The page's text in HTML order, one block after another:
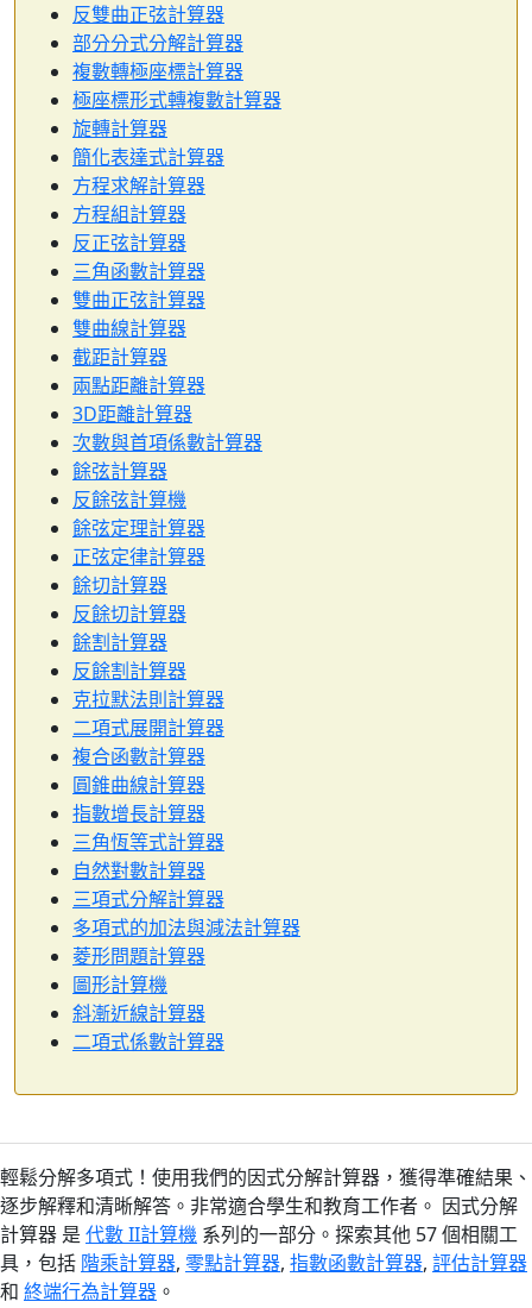
反雙曲正弦計算器
部分分式分解計算器
複數轉極座標計算器
極座標形式轉複數計算器
旋轉計算器
簡化表達式計算器
方程求解計算器
方程組計算器
反正弦計算器
三角函數計算器
雙曲正弦計算器
雙曲線計算器
截距計算器
兩點距離計算器
3D距離計算器
次數與首項係數計算器
餘弦計算器
反餘弦計算機
餘弦定理計算器
正弦定律計算器
餘切計算器
反餘切計算器
餘割計算器
反餘割計算器
克拉默法則計算器
二項式展開計算器
複合函數計算器
圓錐曲線計算器
指數增長計算器
三角恆等式計算器
自然對數計算器
三項式分解計算器
多項式的加法與減法計算器
菱形問題計算器
圖形計算機
斜漸近線計算器
二項式係數計算器
輕鬆分解多項式！使用我們的因式分解計算器，獲得準確結果、
逐步解釋和清晰解答。非常適合學生和教育工作者。 因式分解
計算器 是 代數 II計算機 系列的一部分。探索其他 57 個相關工
具，包括 階乘計算器, 零點計算器, 指數函數計算器, 評估計算器
和 終端行為計算器 。